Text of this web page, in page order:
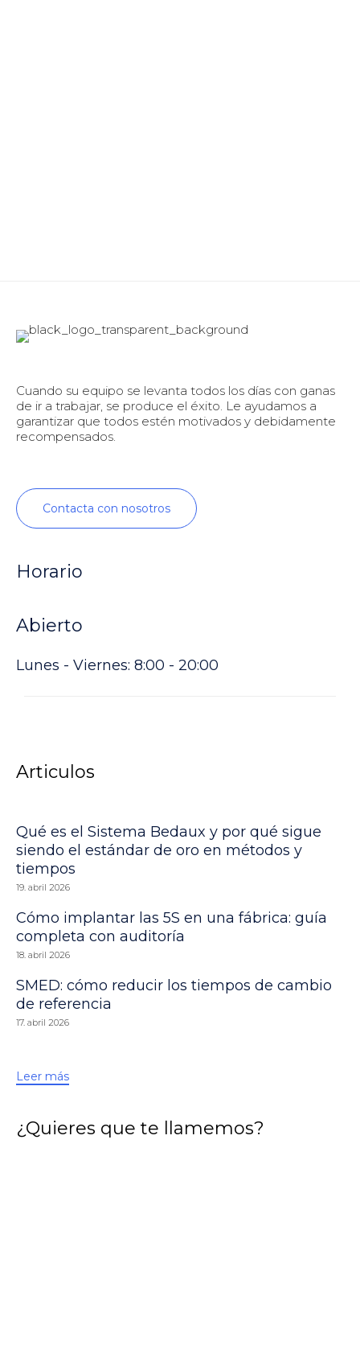
Cuando su equipo se levanta todos los días con ganas
de ir a trabajar, se produce el éxito. Le ayudamos a
garantizar que todos estén motivados y debidamente
recompensados.
Contacta con nosotros
Horario
Abierto
Lunes - Viernes: 8:00 - 20:00
Articulos
Qué es el Sistema Bedaux y por qué sigue
siendo el estándar de oro en métodos y
tiempos
19. abril 2026
Cómo implantar las 5S en una fábrica: guía
completa con auditoría
18. abril 2026
SMED: cómo reducir los tiempos de cambio
de referencia
17. abril 2026
Leer más
¿Quieres que te llamemos?